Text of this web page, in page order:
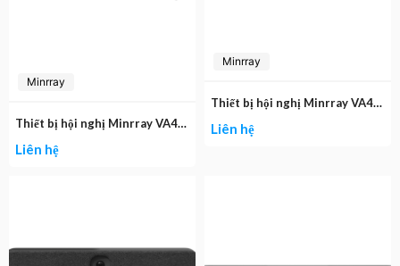
Minrray
Thiết bị hội nghị Minrray VA400 4K UHD Video Bar
Liên hệ
Minrray
Thiết bị hội nghị Minrray VA460 4K UHD Video Bar
Liên hệ